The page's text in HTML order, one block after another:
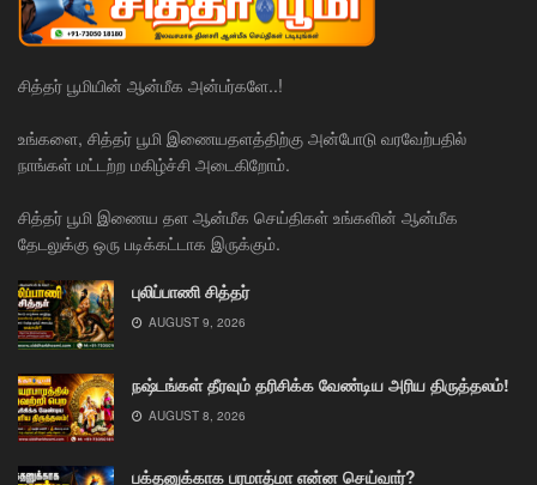
சித்தர் பூமியின் ஆன்மீக அன்பர்களே..!
உங்களை, சித்தர் பூமி இணையதளத்திற்கு அன்போடு வரவேற்பதில்
நாங்கள் மட்டற்ற மகிழ்ச்சி அடைகிறோம்.
சித்தர் பூமி இணைய தள ஆன்மீக செய்திகள் உங்களின் ஆன்மீக
தேடலுக்கு ஒரு படிக்கட்டாக இருக்கும்.
புலிப்பாணி சித்தர்
AUGUST 9, 2026
நஷ்டங்கள் தீரவும் தரிசிக்க வேண்டிய அரிய திருத்தலம்!
AUGUST 8, 2026
பக்தனுக்காக பரமாத்மா என்ன செய்வார்?